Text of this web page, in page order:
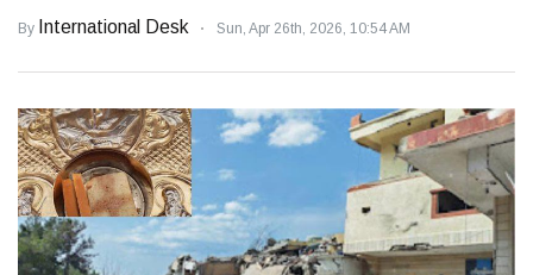
By International Desk Sun, Apr 26th, 2026, 10:54 AM